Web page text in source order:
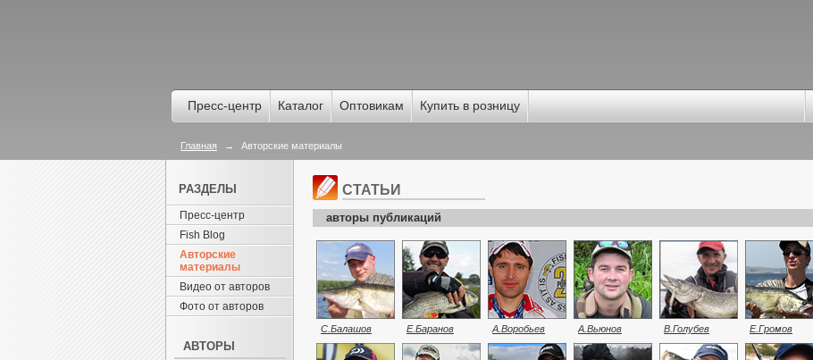
Пресс-центр Каталог Оптовикам Купить в розницу
Главная → Авторские материалы
РАЗДЕЛЫ
Пресс-центр
Fish Blog
Авторские
материалы
Видео от авторов
Фото от авторов
АВТОРЫ
СТАТЬИ
авторы публикаций
С.Балашов Е.Баранов А.Воробьев А.Вьюнов В.Голубев Е.Громов